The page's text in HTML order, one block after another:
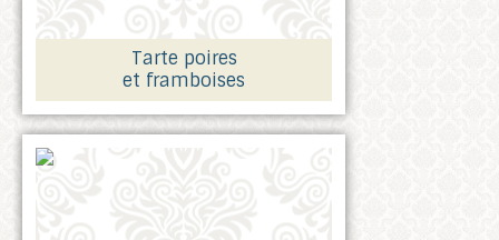
Tarte poires
et framboises